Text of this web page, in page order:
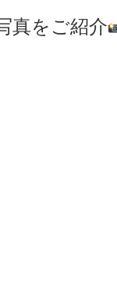
真をご紹介